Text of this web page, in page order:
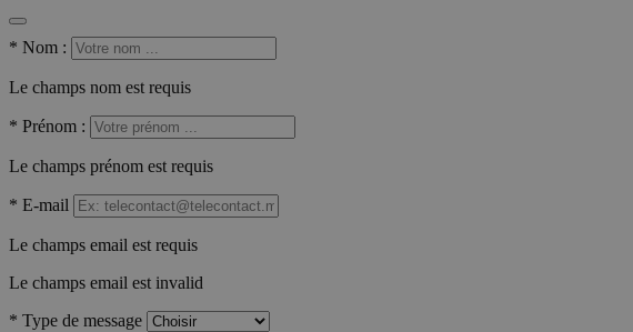
* Nom :
Le champs nom est requis
* Prénom :
Le champs prénom est requis
* E-mail
Le champs email est requis
Le champs email est invalid
* Type de message